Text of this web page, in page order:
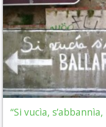
“Si vucìa,